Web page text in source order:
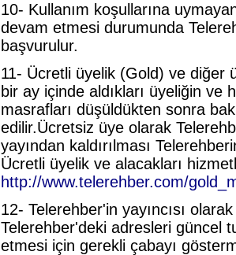
10- Kullanım koşullarına
devam etmesi durumunda
başvurulur.
11- Ücretli üyelik (Gold) ve diğer
bir ay içinde aldıkları üyeliğin
masrafları düşüldükten sonra
edilir.Ücretsiz üye olarak
yayından kaldırılması
Ücretli üyelik ve alacakları
http://www.telerehber.com/
12- Telerehber'in yayıncısı
Telerehber'deki adresleri güncel
etmesi için gerekli çabayı